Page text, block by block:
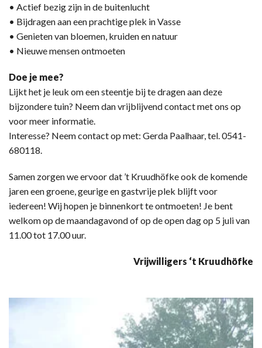
• Actief bezig zijn in de buitenlucht
• Bijdragen aan een prachtige plek in Vasse
• Genieten van bloemen, kruiden en natuur
• Nieuwe mensen ontmoeten
Doe je mee?
Lijkt het je leuk om een steentje bij te dragen aan deze
bijzondere tuin? Neem dan vrijblijvend contact met ons op
voor meer informatie.
Interesse? Neem contact op met: Gerda Paalhaar, tel. 0541-
680118.
Samen zorgen we ervoor dat ’t Kruudhöfke ook de komende
jaren een groene, geurige en gastvrije plek blijft voor
iedereen! Wij hopen je binnenkort te ontmoeten! Je bent
welkom op de maandagavond of op de open dag op 5 juli van
11.00 tot 17.00 uur.
Vrijwilligers ‘t Kruudhöfke